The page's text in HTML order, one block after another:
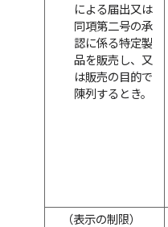
による届出又は
同項第二号の承
認に係る特定製
品を販売し、又
は販売の目的で
陳列するとき。
（表示の制限）